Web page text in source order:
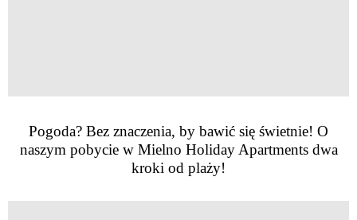
Pogoda? Bez znaczenia, by bawić się świetnie! O
naszym pobycie w Mielno Holiday Apartments dwa
kroki od plaży!